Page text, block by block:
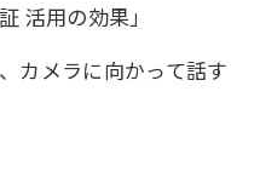
活用の効果」
カメラに向かって話す